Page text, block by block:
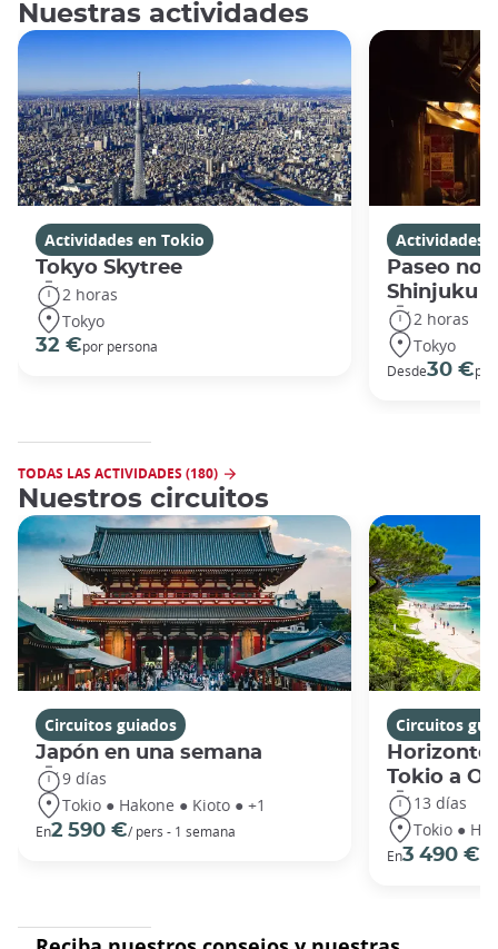
Nuestras actividades
Actividades en Tokio
Tokyo Skytree
2 horas
Tokyo
32 €por persona
Actividades
Paseo
Shinjuku
2 horas
Tokyo
Desde30 €
TODAS LAS ACTIVIDADES (180)
Nuestros circuitos
Circuitos guiados
Japón en una semana
9 días
Tokio ● Hakone ● Kioto ● +1
En2 590 €/ pers - 1 semana
Circuitos
Tokio a
13 días
Tokio ●
En3 490 €